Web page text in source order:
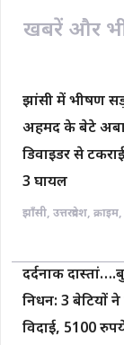
k
खबरें और
झांसी में भीषण
अहमद के बेटे
डिवाइडर से
3 घायल
झाँसी, उत्तरप्रदेश, क्राइम,
दर्दनाक
निधन: 3 बेटियों
विदाई, 5100